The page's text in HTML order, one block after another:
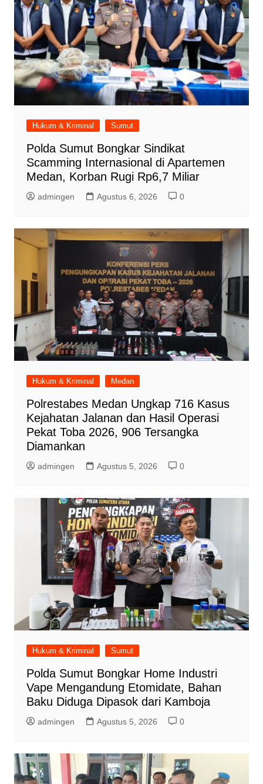
Hukum & Kriminal Sumut
Polda Sumut Bongkar Sindikat
Scamming Internasional di Apartemen
Medan, Korban Rugi Rp6,7 Miliar
admingen Agustus 6, 2026 0
Hukum & Kriminal Medan
Polrestabes Medan Ungkap 716 Kasus
Kejahatan Jalanan dan Hasil Operasi
Pekat Toba 2026, 906 Tersangka
Diamankan
admingen Agustus 5, 2026 0
Hukum & Kriminal Sumut
Polda Sumut Bongkar Home Industri
Vape Mengandung Etomidate, Bahan
Baku Diduga Dipasok dari Kamboja
admingen Agustus 5, 2026 0